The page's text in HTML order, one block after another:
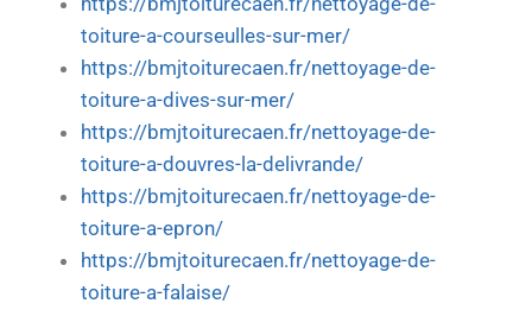
toiture-a-courseulles-sur-mer/
https://bmjtoiturecaen.fr/nettoyage-de-
toiture-a-dives-sur-mer/
https://bmjtoiturecaen.fr/nettoyage-de-
toiture-a-douvres-la-delivrande/
https://bmjtoiturecaen.fr/nettoyage-de-
toiture-a-epron/
https://bmjtoiturecaen.fr/nettoyage-de-
toiture-a-falaise/